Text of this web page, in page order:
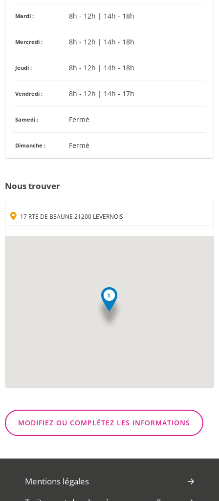
Mardi : 8h - 12h | 14h - 18h
Mercredi : 8h - 12h | 14h - 18h
Jeudi : 8h - 12h | 14h - 18h
Vendredi : 8h - 12h | 14h - 17h
Samedi : Fermé
Dimanche : Fermé
Nous trouver
17 RTE DE BEAUNE 21200 LEVERNOIS
MODIFIEZ OU COMPLÉTEZ LES INFORMATIONS
Mentions légales